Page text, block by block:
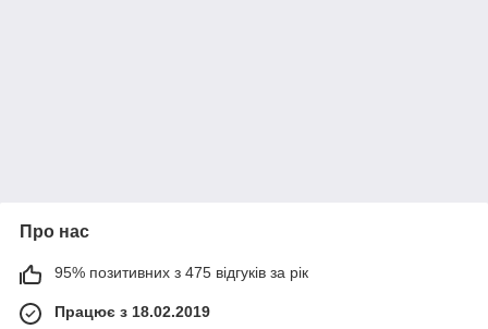
Про нас
95% позитивних з 475 відгуків за рік
Працює з 18.02.2019